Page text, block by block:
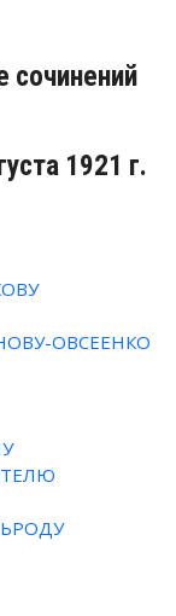
сочинений
1921 г.
ОВСЕЕНКО